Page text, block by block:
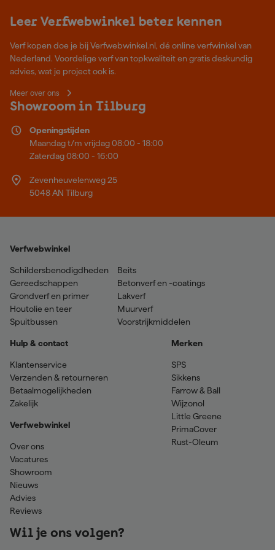
Leer Verfwebwinkel beter kennen
Verf kopen doe je bij Verfwebwinkel.nl, dé online verfwinkel van
Nederland. Voordelige verf van topkwaliteit en gratis deskundig
advies, wat je project ook is.
Meer over ons
Showroom in Tilburg
Openingstijden
Maandag t/m vrijdag 08:00 - 18:00
Zaterdag 08:00 - 16:00
Zevenheuvelenweg 25
5048 AN Tilburg
Verfwebwinkel
Schildersbenodigdheden
Gereedschappen
Grondverf en primer
Houtolie en teer
Spuitbussen
Beits
Betonverf en -coatings
Lakverf
Muurverf
Voorstrijkmiddelen
Hulp & contact
Klantenservice
Verzenden & retourneren
Betaalmogelijkheden
Zakelijk
Verfwebwinkel
Over ons
Vacatures
Showroom
Nieuws
Advies
Reviews
Merken
SPS
Sikkens
Farrow & Ball
Wijzonol
Little Greene
PrimaCover
Rust-Oleum
Wil je ons volgen?